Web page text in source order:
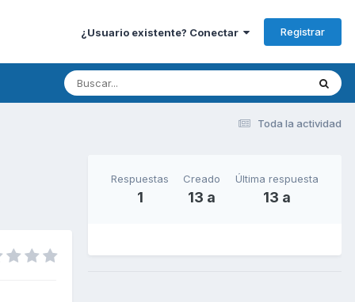
¿Usuario existente? Conectar Registrar
Toda la actividad
Respuestas
1
Creado
13 a
Última respuesta
13 a